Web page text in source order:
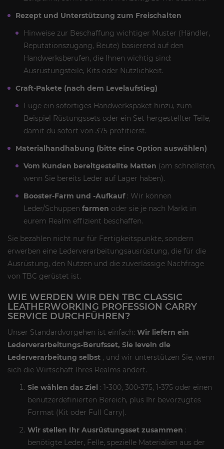
Rezept und Unterstützung zum Freischalten
Hinweise zur Beschaffung wichtiger Muster (Händler,
Reputationszugang, Beute) basierend auf den
Handwerksberufen, die Ihnen wichtig sind:
Ausrüstungsteile, Kits oder Nützlichkeit.
Craft-Pakete (nach dem Levelaufstieg)
Füge ein sofortiges Handwerkspaket hinzu, zum
Beispiel Rüstungssets oder ein Set hergestellter Teile,
damit du sofort von 375 profitierst.
Materialhandhabung (bitte eine Option auswählen)
Vom Kunden bereitgestellte Matten (am schnellsten,
wenn Sie bereits Leder auf Lager haben).
Booster-Farm und -Aufkauf: Wir können
Leder/Schuppen farmen oder sie je nach Markt in
eurem Realm effizient beschaffen.
Sie bezahlen nicht nur für Fertigkeitspunkte, sondern
erwerben eine Lederverarbeitungsausrüstung, die für die
Ausrüstung, den Nutzen und die zuverlässige Nachfrage
von TBC gerüstet ist.
WIE WERDEN WIR DEN TBC CLASSIC
LEATHERWORKING PROFESSION CARRY
SERVICE DURCHFÜHREN?
Unser Standardvorgehen ist einfach: Wir liefern ein
Lederverarbeitungs-Berufsset, Sie leveln die
Lederverarbeitung selbst , und wir unterstützen Sie, wenn
sich die Wirtschaft Ihres Realms ändert.
Sie wählen das Ziel : 1-300, 300-375, 1-375 oder einen
benutzerdefinierten Bereich, plus Ihr bevorzugtes
Format (Kit oder Full Carry).
Wir stellen Ihr Ausrüstungsset zusammen :
benötigte Leder, Felle, spezielle Materialien aus der